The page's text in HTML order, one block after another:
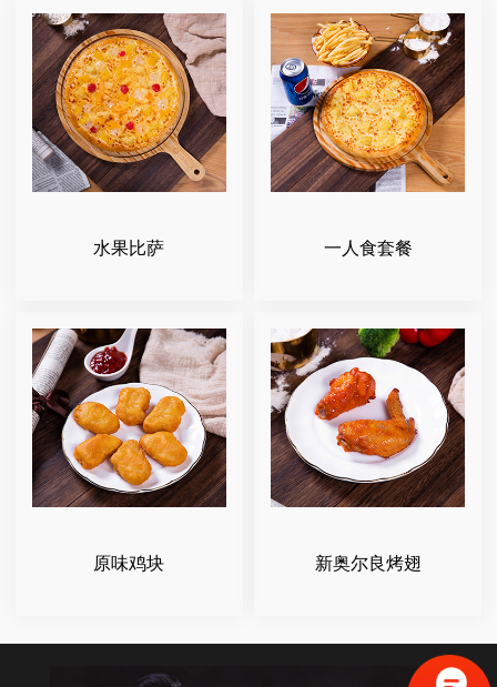
水果比萨 一人食套餐
原味鸡块 新奥尔良烤翅